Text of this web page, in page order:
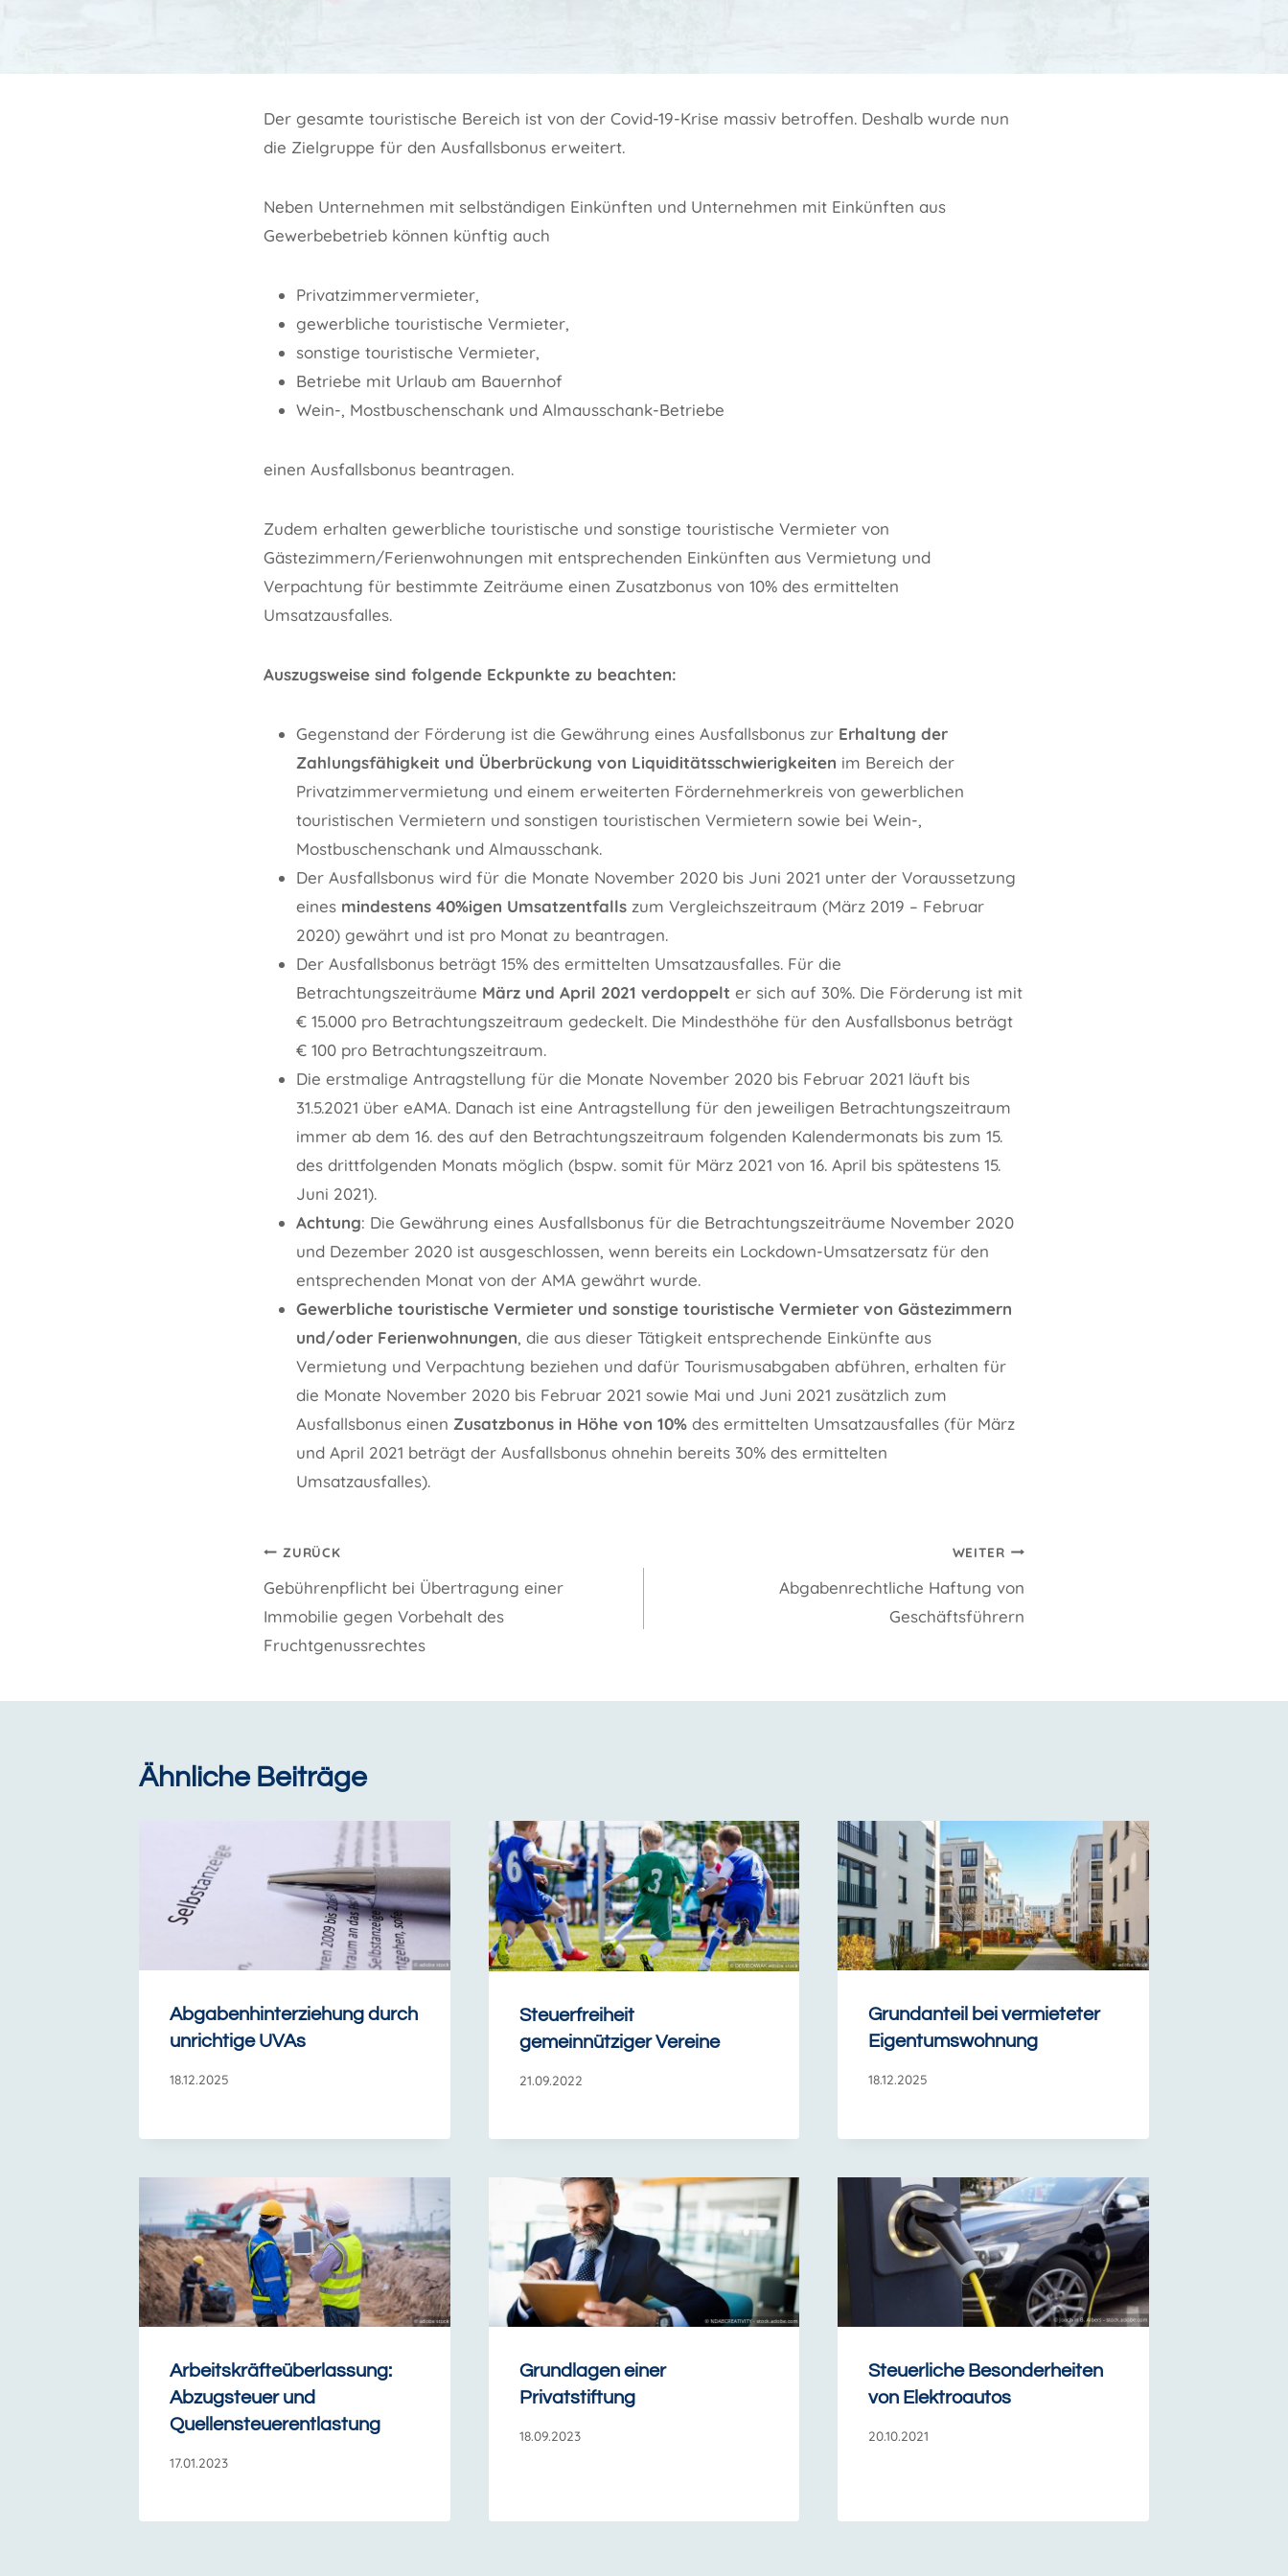
Der gesamte touristische Bereich ist von der Covid-19-Krise massiv betroffen. Deshalb wurde nun
die Zielgruppe für den Ausfallsbonus erweitert.
Neben Unternehmen mit selbständigen Einkünften und Unternehmen mit Einkünften aus
Gewerbebetrieb können künftig auch
Privatzimmervermieter,
gewerbliche touristische Vermieter,
sonstige touristische Vermieter,
Betriebe mit Urlaub am Bauernhof
Wein-, Mostbuschenschank und Almausschank-Betriebe
einen Ausfallsbonus beantragen.
Zudem erhalten gewerbliche touristische und sonstige touristische Vermieter von
Gästezimmern/Ferienwohnungen mit entsprechenden Einkünften aus Vermietung und
Verpachtung für bestimmte Zeiträume einen Zusatzbonus von 10% des ermittelten
Umsatzausfalles.
Auszugsweise sind folgende Eckpunkte zu beachten:
Gegenstand der Förderung ist die Gewährung eines Ausfallsbonus zur Erhaltung der
Zahlungsfähigkeit und Überbrückung von Liquiditätsschwierigkeiten im Bereich der
Privatzimmervermietung und einem erweiterten Fördernehmerkreis von gewerblichen
touristischen Vermietern und sonstigen touristischen Vermietern sowie bei Wein-,
Mostbuschenschank und Almausschank.
Der Ausfallsbonus wird für die Monate November 2020 bis Juni 2021 unter der Voraussetzung
eines mindestens 40%igen Umsatzentfalls zum Vergleichszeitraum (März 2019 – Februar
2020) gewährt und ist pro Monat zu beantragen.
Der Ausfallsbonus beträgt 15% des ermittelten Umsatzausfalles. Für die
Betrachtungszeiträume März und April 2021 verdoppelt er sich auf 30%. Die Förderung ist mit
€ 15.000 pro Betrachtungszeitraum gedeckelt. Die Mindesthöhe für den Ausfallsbonus beträgt
€ 100 pro Betrachtungszeitraum.
Die erstmalige Antragstellung für die Monate November 2020 bis Februar 2021 läuft bis
31.5.2021 über eAMA. Danach ist eine Antragstellung für den jeweiligen Betrachtungszeitraum
immer ab dem 16. des auf den Betrachtungszeitraum folgenden Kalendermonats bis zum 15.
des drittfolgenden Monats möglich (bspw. somit für März 2021 von 16. April bis spätestens 15.
Juni 2021).
Achtung: Die Gewährung eines Ausfallsbonus für die Betrachtungszeiträume November 2020
und Dezember 2020 ist ausgeschlossen, wenn bereits ein Lockdown-Umsatzersatz für den
entsprechenden Monat von der AMA gewährt wurde.
Gewerbliche touristische Vermieter und sonstige touristische Vermieter von Gästezimmern
und/oder Ferienwohnungen, die aus dieser Tätigkeit entsprechende Einkünfte aus
Vermietung und Verpachtung beziehen und dafür Tourismusabgaben abführen, erhalten für
die Monate November 2020 bis Februar 2021 sowie Mai und Juni 2021 zusätzlich zum
Ausfallsbonus einen Zusatzbonus in Höhe von 10% des ermittelten Umsatzausfalles (für März
und April 2021 beträgt der Ausfallsbonus ohnehin bereits 30% des ermittelten
Umsatzausfalles).
Beitragsnavigation
ZURÜCK
Gebührenpflicht bei Übertragung einer
Immobilie gegen Vorbehalt des
Fruchtgenussrechtes
WEITER
Abgabenrechtliche Haftung von
Geschäftsführern
Ähnliche Beiträge
Abgabenhinterziehung durch
unrichtige UVAs
18.12.2025
Steuerfreiheit
gemeinnütziger Vereine
21.09.2022
Grundanteil bei vermieteter
Eigentumswohnung
18.12.2025
Arbeitskräfteüberlassung:
Abzugsteuer und
Quellensteuerentlastung
17.01.2023
Grundlagen einer
Privatstiftung
18.09.2023
Steuerliche Besonderheiten
von Elektroautos
20.10.2021